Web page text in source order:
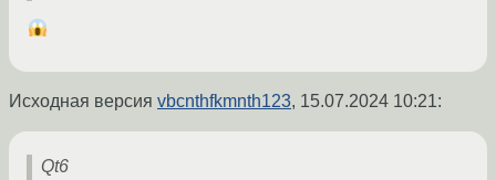
Исходная версия vbcnthfkmnth123, 15.07.2024 10:21:
Qt6